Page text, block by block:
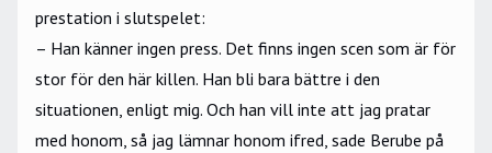
prestation i slutspelet:
– Han känner ingen press. Det finns ingen scen som är för
stor för den här killen. Han bli bara bättre i den
situationen, enligt mig. Och han vill inte att jag pratar
med honom, så jag lämnar honom ifred, sade Berube på